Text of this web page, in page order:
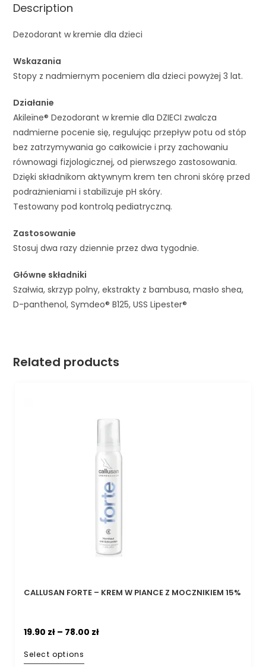
Description
Dezodorant w kremie dla dzieci
Wskazania
Stopy z nadmiernym poceniem dla dzieci powyżej 3 lat.
Działanie
Akileïne® Dezodorant w kremie dla DZIECI zwalcza
nadmierne pocenie się, regulując przepływ potu od stóp
bez zatrzymywania go całkowicie i przy zachowaniu
równowagi fizjologicznej, od pierwszego zastosowania.
Dzięki składnikom aktywnym krem ​​ten chroni skórę przed
podrażnieniami i stabilizuje pH skóry.
Testowany pod kontrolą pediatryczną.
Zastosowanie
Stosuj dwa razy dziennie przez dwa tygodnie.
Główne składniki
Szałwia, skrzyp polny, ekstrakty z bambusa, masło shea,
D-panthenol, Symdeo® B125, USS Lipester®
Related products
CALLUSAN FORTE – KREM W PIANCE Z MOCZNIKIEM 15%
19.90 zł– 78.00 zł
Select options